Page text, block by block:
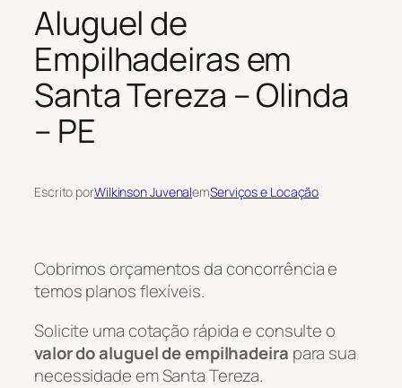
Aluguel de
Empilhadeiras em
Santa Tereza – Olinda
– PE
Escrito porWilkinson JuvenalemServiços e Locação
Cobrimos orçamentos da concorrência e
temos planos flexíveis.
Solicite uma cotação rápida e consulte o
valor do aluguel de empilhadeira para sua
necessidade em Santa Tereza.